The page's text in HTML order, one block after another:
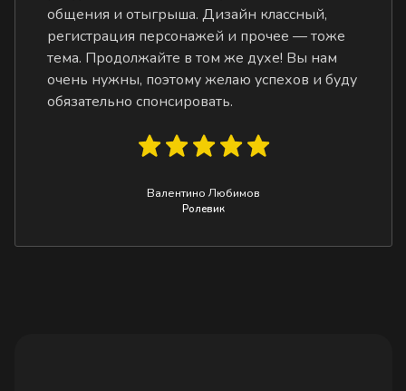
общения и отыгрыша. Дизайн классный,
регистрация персонажей и прочее — тоже
тема. Продолжайте в том же духе! Вы нам
очень нужны, поэтому желаю успехов и буду
обязательно спонсировать.
Валентино Любимов
Ролевик